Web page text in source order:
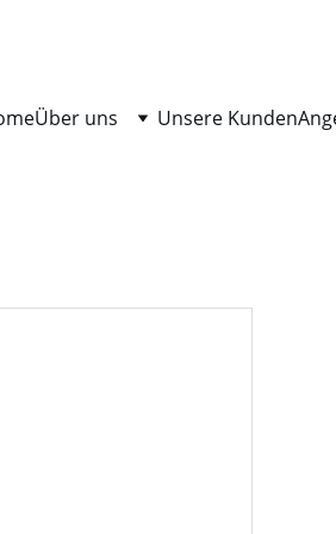
Über uns Unsere Kunden